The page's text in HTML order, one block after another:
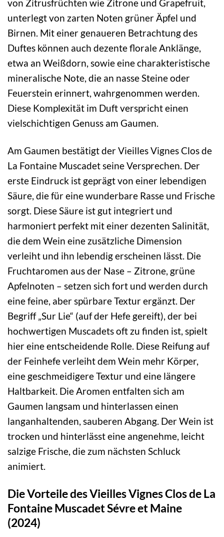
von Zitrusfrüchten wie Zitrone und Grapefruit,
unterlegt von zarten Noten grüner Äpfel und
Birnen. Mit einer genaueren Betrachtung des
Duftes können auch dezente florale Anklänge,
etwa an Weißdorn, sowie eine charakteristische
mineralische Note, die an nasse Steine oder
Feuerstein erinnert, wahrgenommen werden.
Diese Komplexität im Duft verspricht einen
vielschichtigen Genuss am Gaumen.
Am Gaumen bestätigt der Vieilles Vignes Clos de
La Fontaine Muscadet seine Versprechen. Der
erste Eindruck ist geprägt von einer lebendigen
Säure, die für eine wunderbare Rasse und Frische
sorgt. Diese Säure ist gut integriert und
harmoniert perfekt mit einer dezenten Salinität,
die dem Wein eine zusätzliche Dimension
verleiht und ihn lebendig erscheinen lässt. Die
Fruchtaromen aus der Nase – Zitrone, grüne
Apfelnoten – setzen sich fort und werden durch
eine feine, aber spürbare Textur ergänzt. Der
Begriff „Sur Lie“ (auf der Hefe gereift), der bei
hochwertigen Muscadets oft zu finden ist, spielt
hier eine entscheidende Rolle. Diese Reifung auf
der Feinhefe verleiht dem Wein mehr Körper,
eine geschmeidigere Textur und eine längere
Haltbarkeit. Die Aromen entfalten sich am
Gaumen langsam und hinterlassen einen
langanhaltenden, sauberen Abgang. Der Wein ist
trocken und hinterlässt eine angenehme, leicht
salzige Frische, die zum nächsten Schluck
animiert.
Die Vorteile des Vieilles Vignes Clos de La
Fontaine Muscadet Sévre et Maine
(2024)